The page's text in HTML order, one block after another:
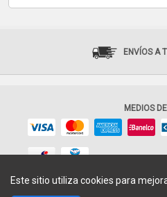
ENVÍOS A
MEDIOS
Este sitio utiliza cookies para